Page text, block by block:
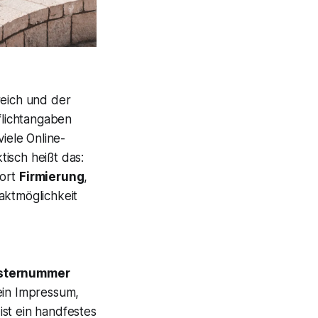
und der
Online-
heißt das:
Firmierung,
Impressum,
ein handfestes